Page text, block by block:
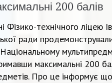
200 балів
Фізико-технічного ліцею
ради
максимальні 200
Про це інформує